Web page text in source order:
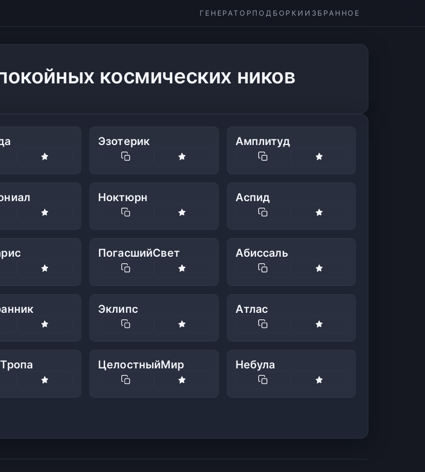
ГЕНЕРАТОР ПОДБОРКИ ИЗБРАННОЕ
космических ников
Эзотерик Амплитуд
Ноктюрн Аспид
ПогасшийСвет Абиссаль
Эклипс Атлас
ЦелостныйМир Небула